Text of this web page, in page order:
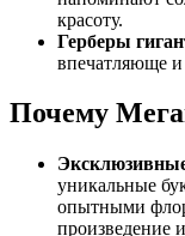
красоту.
Герберы
впечатляюще и
Почему
уникальные
опытными
произведение